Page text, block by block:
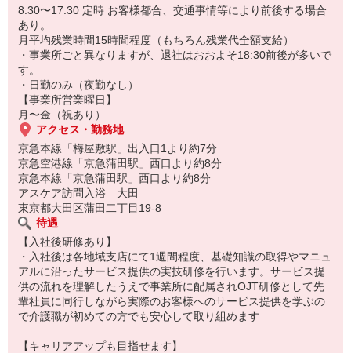
8:30〜17:30 定時 お客様都合、交通事情等により前後する場合
あり。
月平均残業時間15時間程度（もちろん残業代全額支給）
・事業所ごと異なりますが、退社はおおよそ18:30前後が多いで
す。
・日勤のみ（夜勤なし）
【事業所営業曜日】
月〜金（祝あり）
アクセス・勤務地
京急本線「梅屋敷駅」出入口1より約7分
京急空港線「京急蒲田駅」西口より約8分
京急本線「京急蒲田駅」西口より約8分
アスケア訪問入浴 大田
東京都大田区蒲田二丁目19-8
待遇
【入社後研修あり】
・入社後は各地域支店にて1週間程度、基礎知識の取得やマニュ
アルに沿ったサービス提供の実技研修を行います。サービス提
供の流れを理解したうえで事業所に配属されOJT研修として先
輩社員に同行しながら実際のお客様へのサービス提供を学ぶの
で介護職が初めての方でも安心して取り組めます
【キャリアアップも目指せます】